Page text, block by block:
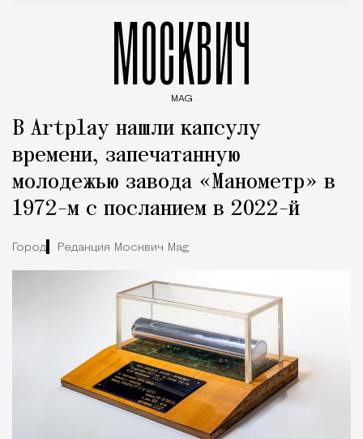
МОСКВИЧ
MAG
В Artplay нашли капсулу
времени, запечатанную
молодежью завода «Манометр» в
1972-м с посланием в 2022-й
Город Редакция Москвич Mag